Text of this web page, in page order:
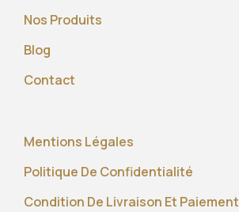
Nos Produits
Blog
Contact
Mentions Légales
Politique De Confidentialité
Condition De Livraison Et Paiement